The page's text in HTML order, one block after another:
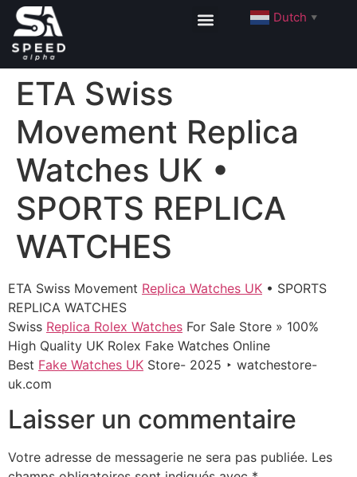
Dutch ▼
ETA Swiss
Movement Replica
Watches UK •
SPORTS REPLICA
WATCHES
ETA Swiss Movement Replica Watches UK • SPORTS
REPLICA WATCHES
Swiss Replica Rolex Watches For Sale Store » 100%
High Quality UK Rolex Fake Watches Online
Best Fake Watches UK Store- 2025 ‣ watchestore-
uk.com
Laisser un commentaire
Votre adresse de messagerie ne sera pas publiée. Les